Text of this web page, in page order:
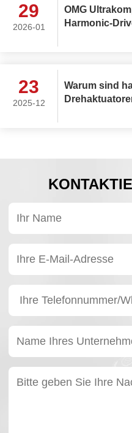
29
2026-01
OMG
Harmonic-
23
2025-12
Warum sind